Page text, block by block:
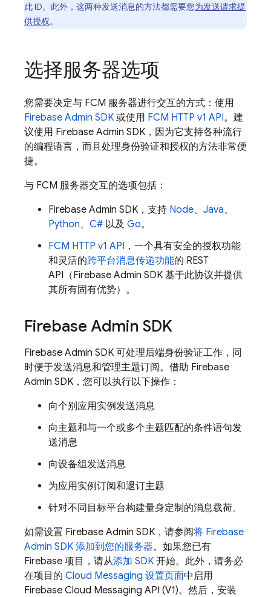
此 ID。此外，这两种发送消息的方法都需要您为发送请求提
供授权。
选择服务器选项
您需要决定与 FCM 服务器进行交互的方式：使用
Firebase Admin SDK 或使用 FCM HTTP v1 API。建
议使用 Firebase Admin SDK ，因为它支持各种流行
的编程语言，而且处理身份验证和授权的方法非常便
捷。
与 FCM 服务器交互的选项包括：
Firebase Admin SDK ，支持 Node、 Java、
Python、 C# 以及 Go。
FCM HTTP v1 API ，一个具有安全的授权功能
和灵活的跨平台消息传递功能的 REST
API（Firebase Admin SDK 基于此协议并提供
其所有固有优势）。
Firebase Admin SDK
Firebase Admin SDK 可处理后端身份验证工作，同
时便于发送消息和管理主题订阅。借助 Firebase
Admin SDK ，您可以执行以下操作：
向个别应用实例发送消息
向主题和与一个或多个主题匹配的条件语句发
送消息
向设备组发送消息
为应用实例订阅和退订主题
针对不同目标平台构建量身定制的消息载荷。
如需设置 Firebase Admin SDK ，请参阅将 Firebase
Admin SDK 添加到您的服务器。如果您已有
Firebase 项目，请从添加 SDK 开始。此外，请务必
在项目的 Cloud Messaging 设置页面中启用
Firebase Cloud Messaging API (V1)。然后，安装